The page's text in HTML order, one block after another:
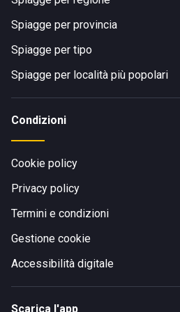
Spiagge per provincia
Spiagge per tipo
Spiagge per località più popolari
Condizioni
Cookie policy
Privacy policy
Termini e condizioni
Gestione cookie
Accessibilità digitale
Scarica l'app